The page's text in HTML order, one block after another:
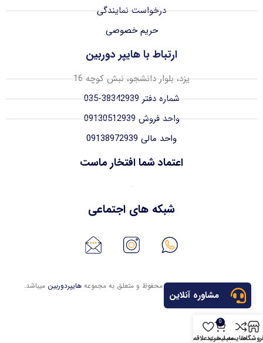
درخواست نمایندگی
حریم خصوصی
ارتباط با هایپر دوربین
یزد، بلوار دانشجو، نبش کوچه 16
شماره دفتر 38342939-035
واحد فروش 09130512939
واحد مالی 09138972939
اعتماد شما افتخار ماست
شبکه های اجتماعی
تمامی حقوق این وبسایت محفوظ و متعلق به مجموعههایپردوربین میباشد.
مشاوره آنلاین
مقایسه
0
سبد خرید
لیست علاقمندی